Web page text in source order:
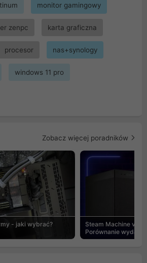
monitor gamingowy
zenpc karta graficzna
procesor nas+synology
windows 11 pro
Zobacz więcej poradników
- jaki wybrać?
Steam Machine vs
Porównanie